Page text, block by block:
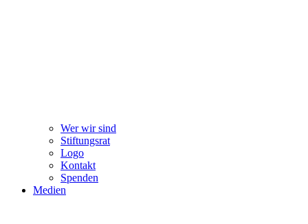
Wer wir sind
Stiftungsrat
Logo
Kontakt
Spenden
Medien